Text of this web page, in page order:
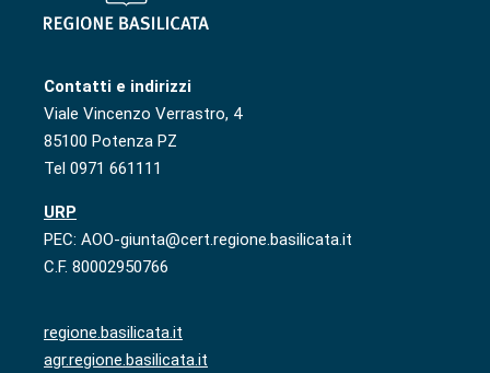
Contatti e indirizzi
Viale Vincenzo Verrastro, 4
85100 Potenza PZ
Tel 0971 661111
URP
PEC: AOO-giunta@cert.regione.basilicata.it
C.F. 80002950766
regione.basilicata.it
agr.regione.basilicata.it